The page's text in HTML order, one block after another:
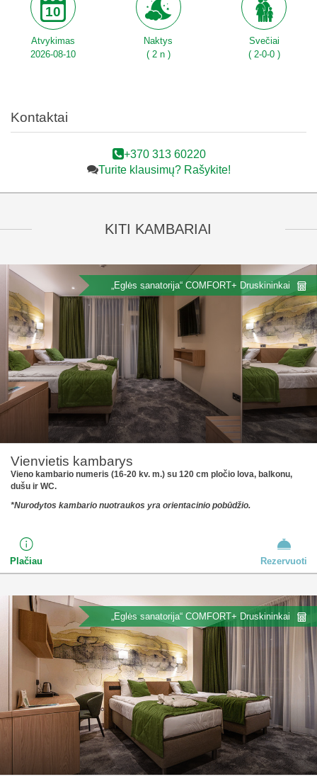
10
Atvykimas
2026-08-10
Naktys
( 2 n )
Svečiai
( 2-0-0 )
Kontaktai
+370 313 60220
Turite klausimų? Rašykite!
KITI KAMBARIAI
„Eglės sanatorija“ COMFORT+ Druskininkai
Vienvietis kambarys
Vieno kambario numeris (16-20 kv. m.) su 120 cm pločio lova, balkonu,
dušu ir WC.
*Nurodytos kambario nuotraukos yra orientacinio pobūdžio.
Plačiau Rezervuoti
„Eglės sanatorija“ COMFORT+ Druskininkai